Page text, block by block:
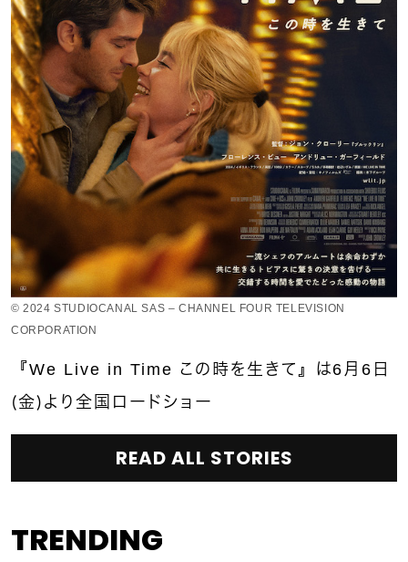
© 2024 STUDIOCANAL SAS – CHANNEL FOUR TELEVISION
CORPORATION
『We Live in Time この時を生きて』は6月6日
（金）より全国ロードショー
READ ALL STORIES
TRENDING